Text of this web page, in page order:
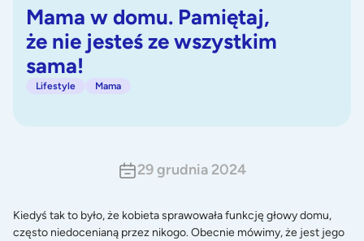
Mama w domu. Pamiętaj,
że nie jesteś ze wszystkim
sama!
Lifestyle Mama
29 grudnia 2024
Kiedyś tak to było, że kobieta sprawowała funkcję głowy domu,
często niedocenianą przez nikogo. Obecnie mówimy, że jest jego